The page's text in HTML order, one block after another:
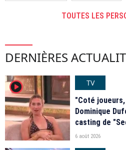
TOUTES LES
DERNIÈRES
player2
TV
"Coté
Dominique
casting de
6 août 2026